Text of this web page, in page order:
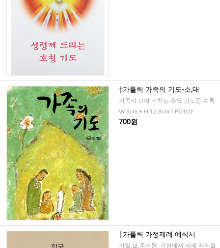
†가톨릭 가족의 기도-소,대
가족이 모여 바치는 주요 기도문 수록
W 9cm + H 12.8cm / PD102
700원
†가톨릭 가정제례 예식서
기일,설,추석등, 가정에서 제례 예식을